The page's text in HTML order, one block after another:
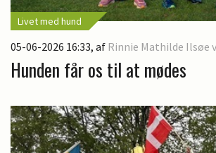
Livet med hund
05-06-2026 16:33, af Rinnie Mathilde Ilsøe
Hunden får os til at mødes